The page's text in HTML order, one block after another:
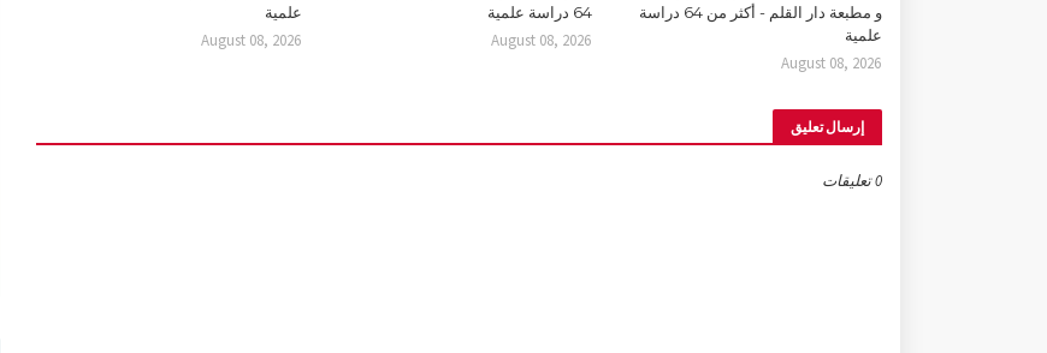
و مطبعة دار القلم - أكثر من 64 دراسة
علمية
August 08, 2026
64 دراسة علمية
August 08, 2026
علمية
August 08, 2026
إرسال تعليق
0 تعليقات